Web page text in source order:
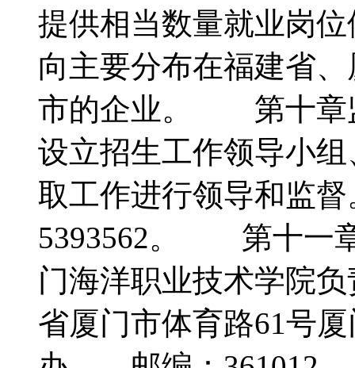
提供相当数量就业岗
向主要分布在福建省
市的企业。 第十章
设立招生工作领导小
取工作进行领导和监
5393562。 第十一
门海洋职业技术学院
省厦门市体育路61号